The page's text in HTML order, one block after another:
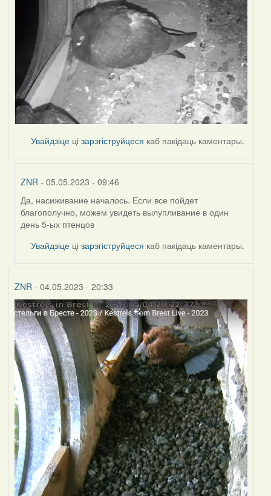
Увайдзіце цізарэгіструйцеся каб пакідаць каментары.
ZNR - 05.05.2023 - 09:46
In
reply
to
Да, насиживание началось. Если все пойдет
благополучно, можем увидеть вылупливание в один
день 5-ых птенцов
Увайдзіце цізарэгіструйцеся каб пакідаць каментары.
ZNR- 04.05.2023 - 20:33